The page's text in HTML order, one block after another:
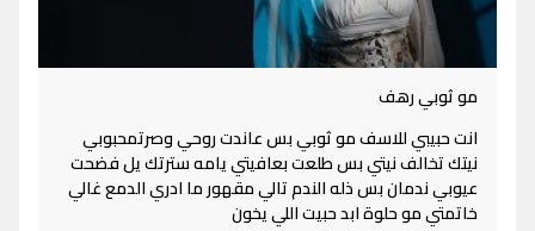
مو ثوبي رهف
انت حبيبي للاسف مو ثوبي بس عاندت روحي وصرتمحبوبي
نيتك تخالف نيتي بس طلعت بعافيتي يامه سترتك يل فضحت
عيوبي ندمان بس ذله الندم تالي مقهور ما ادري الدمع غالي
خاتمتي مو حلوة ابد حبيت اللي يخون